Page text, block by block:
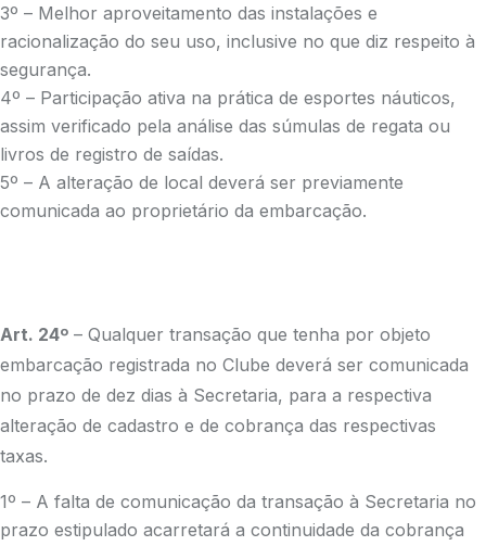
3º – Melhor aproveitamento das instalações e
racionalização do seu uso, inclusive no que diz respeito à
segurança.
4º – Participação ativa na prática de esportes náuticos,
assim verificado pela análise das súmulas de regata ou
livros de registro de saídas.
5º – A alteração de local deverá ser previamente
comunicada ao proprietário da embarcação.
Art. 24º – Qualquer transação que tenha por objeto
embarcação registrada no Clube deverá ser comunicada
no prazo de dez dias à Secretaria, para a respectiva
alteração de cadastro e de cobrança das respectivas
taxas.
1º – A falta de comunicação da transação à Secretaria no
prazo estipulado acarretará a continuidade da cobrança